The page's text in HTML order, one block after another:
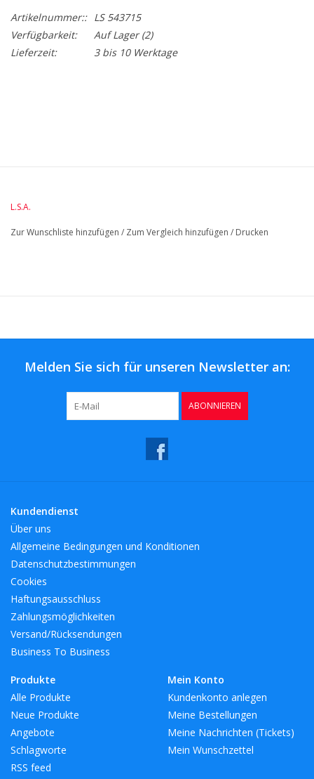
Artikelnummer:: LS 543715
Verfügbarkeit:
Auf Lager(2)
Lieferzeit:
3 bis 10 Werktage
L.S.A.
Zur Wunschliste hinzufügen / Zum Vergleich hinzufügen / Drucken
Melden Sie sich für unseren Newsletter an:
ABONNIEREN
Kundendienst
Über uns
Allgemeine Bedingungen und Konditionen
Datenschutzbestimmungen
Cookies
Haftungsausschluss
Zahlungsmöglichkeiten
Versand/Rücksendungen
Business To Business
Produkte
Alle Produkte
Neue Produkte
Angebote
Schlagworte
RSS feed
Mein Konto
Kundenkonto anlegen
Meine Bestellungen
Meine Nachrichten (Tickets)
Mein Wunschzettel